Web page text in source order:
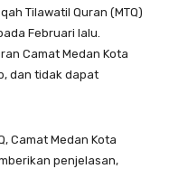
Tilawatil Quran (MTQ)
Februari lalu.
Camat Medan Kota
dan tidak dapat
Camat Medan Kota
penjelasan,